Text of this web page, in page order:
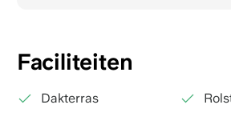
Faciliteiten
Dakterras